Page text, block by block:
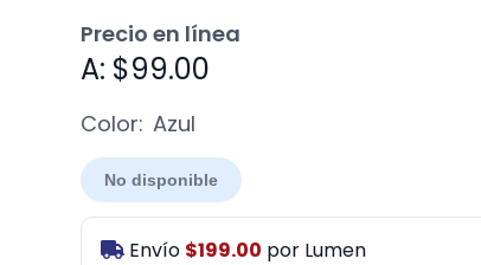
Precio en línea
A: $99.00
Color: Azul
No disponible
Envío $199.00 por Lumen